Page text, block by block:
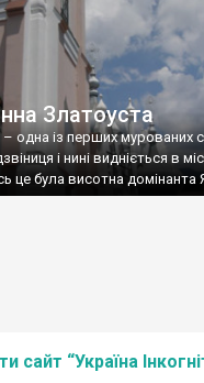
Златоуста
одна із перших мурованих
і нині видніється в
це була висотна домінанта
сайт “Україна